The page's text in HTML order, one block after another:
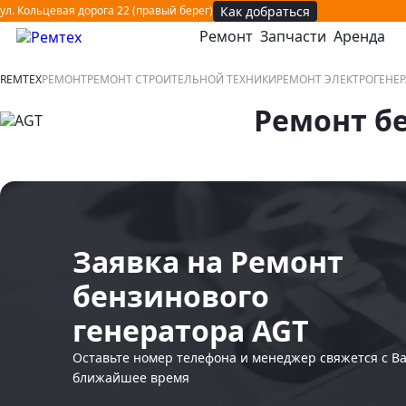
ул. Кольцевая дорога 22 (правый берег) Как добраться
открыть или закрыть навигационное меню
Ремонт Запчасти Аренда
REMTEXРЕМОНТРЕМОНТ СТРОИТЕЛЬНОЙ ТЕХНИКИРЕМОНТ
Ремонт
Заявка на Ремонт
бензинового
генератора AGT
Оставьте номер телефона и менеджер свяжется с
ближайшее время